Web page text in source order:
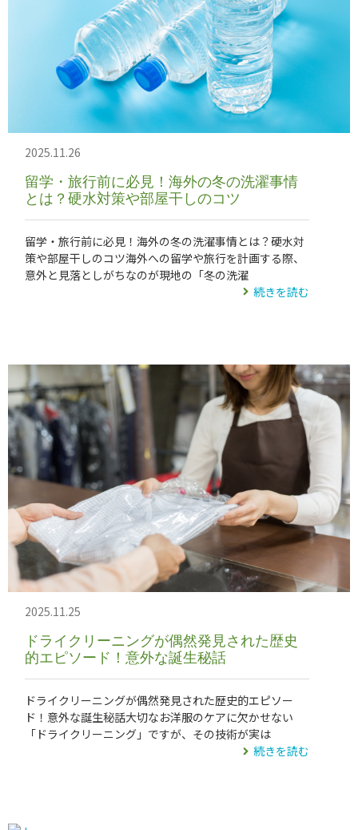
留学・旅行前に必見！海外の冬の洗濯事情
とは？硬水対策や部屋干しのコツ
2025.11.26
留学・旅行前に必見！海外の冬の洗濯事情とは？硬水対
策や部屋干しのコツ海外への留学や旅行を計画する際、
意外と見落としがちなのが現地の「冬の洗濯
続きを読む
ドライクリーニングが偶然発見された歴史
的エピソード！意外な誕生秘話
2025.11.25
ドライクリーニングが偶然発見された歴史的エピソー
ド！意外な誕生秘話大切なお洋服のケアに欠かせない
「ドライクリーニング」ですが、その技術が実は
続きを読む